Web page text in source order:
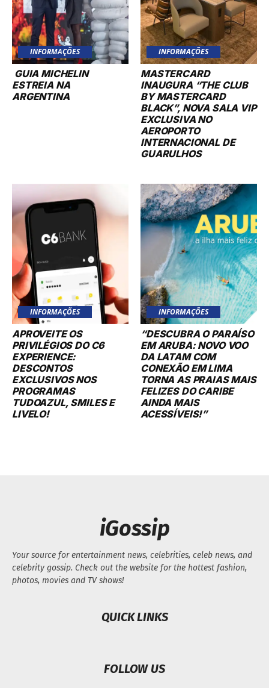
INFORMAÇÕES
GUIA MICHELIN
ESTREIA NA
ARGENTINA
INFORMAÇÕES
MASTERCARD
INAUGURA “THE CLUB
BY MASTERCARD
BLACK”, NOVA SALA VIP
EXCLUSIVA NO
AEROPORTO
INTERNACIONAL DE
GUARULHOS
INFORMAÇÕES
APROVEITE OS
PRIVILÉGIOS DO C6
EXPERIENCE:
DESCONTOS
EXCLUSIVOS NOS
PROGRAMAS
TUDOAZUL, SMILES E
LIVELO!
INFORMAÇÕES
“DESCUBRA O PARAÍSO
EM ARUBA: NOVO VOO
DA LATAM COM
CONEXÃO EM LIMA
TORNA AS PRAIAS MAIS
FELIZES DO CARIBE
AINDA MAIS
ACESSÍVEIS!”
iGossip
Your source for entertainment news, celebrities, celeb news, and
celebrity gossip. Check out the website for the hottest fashion,
photos, movies and TV shows!
QUICK LINKS
FOLLOW US